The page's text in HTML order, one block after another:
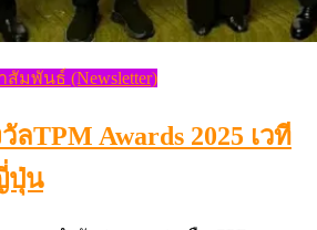
มพันธ์ (Newsletter)
ลTPM Awards 2025 เวที
ปุ่น